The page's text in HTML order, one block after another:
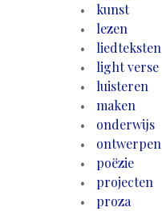
kunst
lezen
liedteksten
light verse
luisteren
maken
onderwijs
ontwerpen
poëzie
projecten
proza